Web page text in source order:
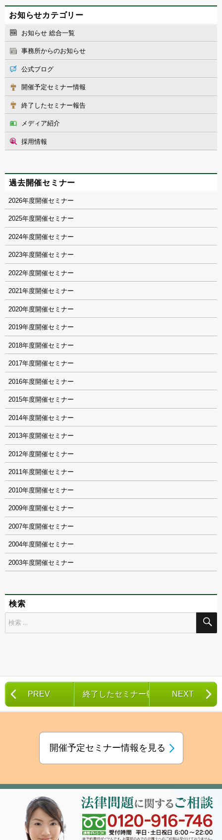
お知らせカテゴリー
お知らせ 総合一覧
事務所からのお知らせ
公式ブログ
開催予定セミナー情報
終了したセミナー報告
メディア紹介
採用情報
過去開催セミナー
2026
2025
2024
2023
2022
2021
2020
2019
2018
2017
2016
2015
2014
2013
2012
2011
2010
2009
2007
2004
2003
検索
PREV 終了したセミナー報告一覧NEXT
開催予定セミナー情報を見る